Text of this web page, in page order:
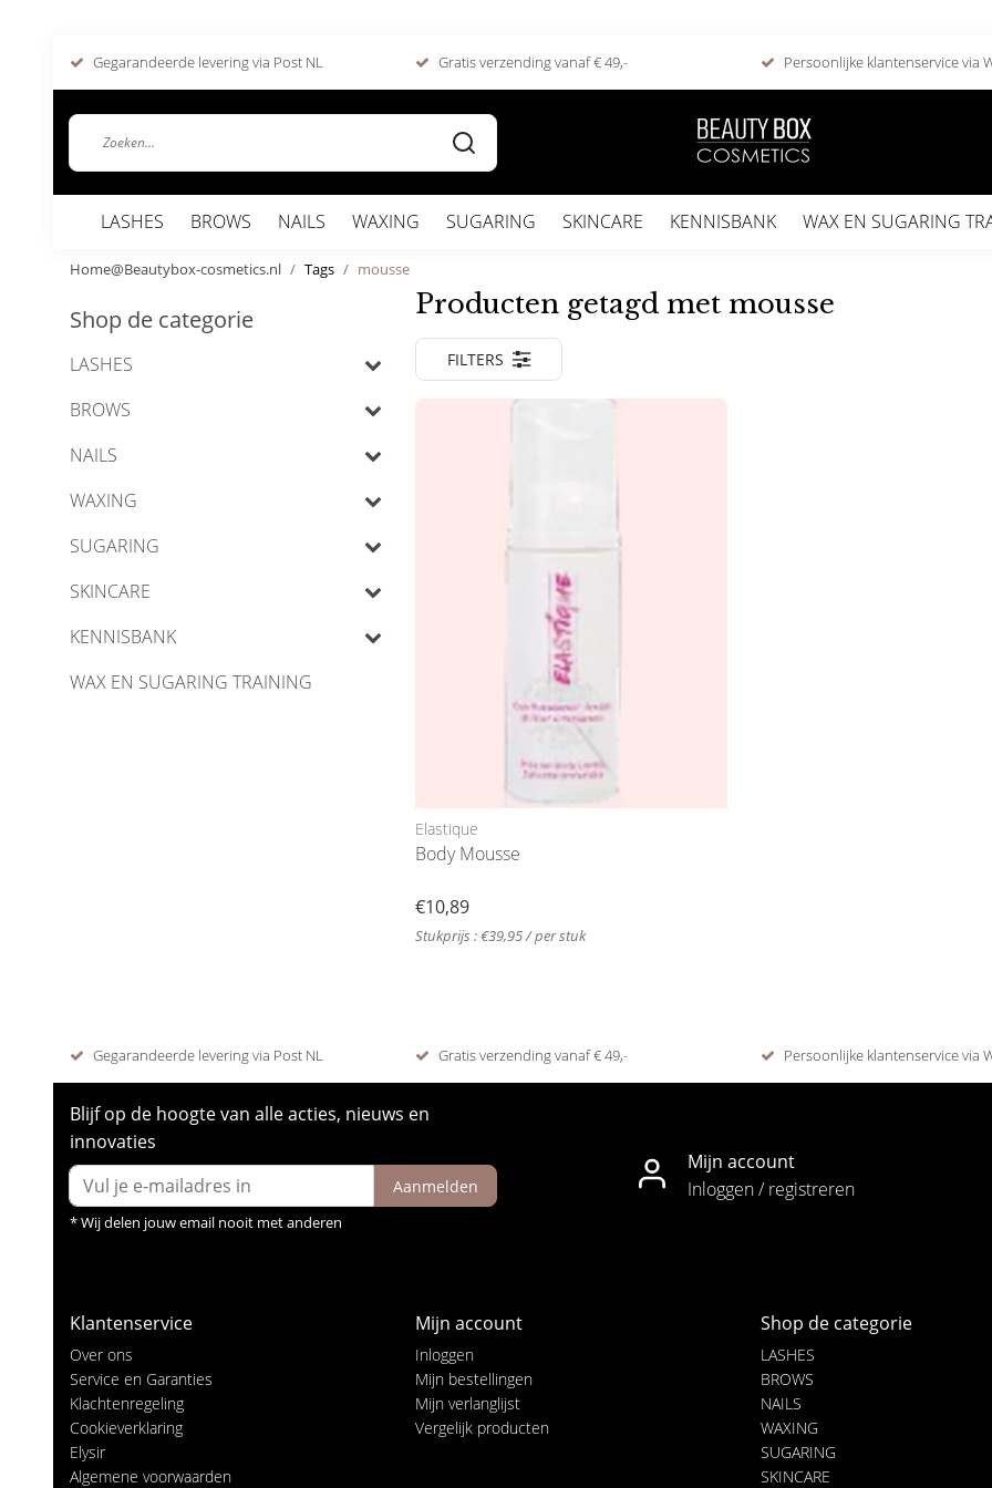
Gegarandeerde levering via Post NL Gratis verzending vanaf € 49,- Persoonlijke klantenservice via
LASHES BROWS NAILS WAXING SUGARING SKINCARE KENNISBANK WAX EN SUGARING
Home@Beautybox-cosmetics.nl Tags mousse
Shop de categorie
LASHES
BROWS
NAILS
WAXING
SUGARING
SKINCARE
KENNISBANK
WAX EN SUGARING TRAINING
Producten getagd met mousse
FILTERS
Elastique
Body Mousse
€10,89
Stukprijs : €39,95 / per stuk
Gegarandeerde levering via Post NL Gratis verzending vanaf € 49,- Persoonlijke klantenservice via
Blijf op de hoogte van alle acties, nieuws en
innovaties
Aanmelden
* Wij delen jouw email nooit met anderen
Mijn account
Inloggen / registreren
Klantenservice
Over ons
Service en Garanties
Klachtenregeling
Cookieverklaring
Elysir
Algemene voorwaarden
Mijn account
Inloggen
Mijn bestellingen
Mijn verlanglijst
Vergelijk producten
Shop de categorie
LASHES
BROWS
NAILS
WAXING
SUGARING
SKINCARE